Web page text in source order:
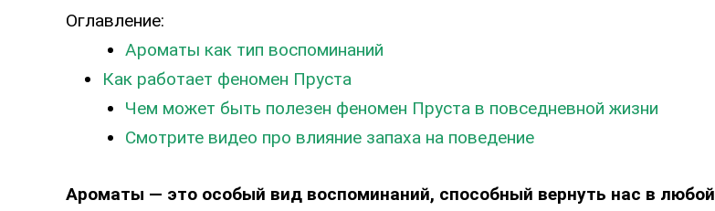
Оглавление:
Ароматы как тип воспоминаний
Как работает феномен Пруста
Чем может быть полезен феномен Пруста в повседневной жизни
Смотрите видео про влияние запаха на поведение
Ароматы — это особый вид воспоминаний, способный вернуть нас в любой